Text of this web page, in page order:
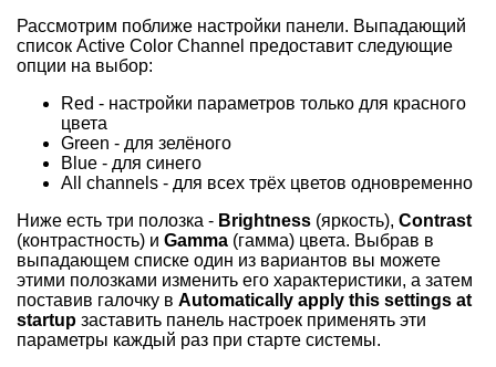
Рассмотрим поближе настройки панели. Выпадающий
список Active Color Channel предоставит следующие
опции на выбор:
Red - настройки параметров только для красного
цвета
Green - для зелёного
Blue - для синего
All channels - для всех трёх цветов одновременно
Ниже есть три полозка - Brightness (яркость), Contrast
(контрастность) и Gamma (гамма) цвета. Выбрав в
выпадающем списке один из вариантов вы можете
этими полозками изменить его характеристики, а затем
поставив галочку в Automatically apply this settings at
startup заставить панель настроек применять эти
параметры каждый раз при старте системы.